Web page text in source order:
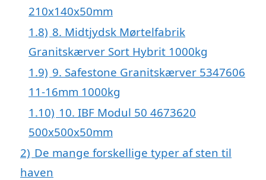
210x140x50mm
1.8) 8. Midtjydsk Mørtelfabrik
Granitskærver Sort Hybrit 1000kg
1.9) 9. Safestone Granitskærver 5347606
11-16mm 1000kg
1.10) 10. IBF Modul 50 4673620
500x500x50mm
2) De mange forskellige typer af sten til
haven